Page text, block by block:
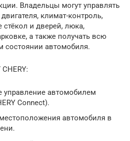
Владельцы могут управлять
климат-контроль,
стёкол и дверей, люка,
а также получать всю
автомобиля.
управление автомобилем
Connect).
автомобиля в